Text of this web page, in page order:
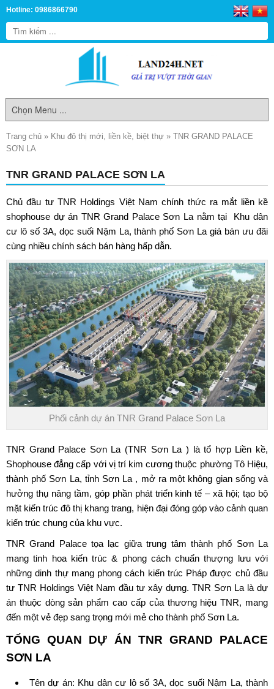
Hotline: 0986866790
Trang chủ » Khu đô thị mới, liền kề, biệt thự » TNR GRAND PALACE
SƠN LA
TNR GRAND PALACE SƠN LA
Chủ đầu tư TNR Holdings Việt Nam chính thức ra mắt liền kề
shophouse dự án TNR Grand Palace Sơn La nằm tại Khu dân
cư lô số 3A, dọc suối Nậm La, thành phố Sơn La giá bán ưu đãi
cùng nhiều chính sách bán hàng hấp dẫn.
Phối cảnh dự án TNR Grand Palace Sơn La
TNR Grand Palace Sơn La (TNR Sơn La ) là tổ hợp Liền kề,
Shophouse đẳng cấp với vị trí kim cương thuộc phường Tô Hiệu,
thành phố Sơn La, tỉnh Sơn La , mở ra một không gian sống và
hưởng thụ nâng tầm, góp phần phát triển kinh tế – xã hội; tạo bộ
mặt kiến trúc đô thị khang trang, hiện đại đóng góp vào cảnh quan
kiến trúc chung của khu vực.
TNR Grand Palacetọa lạc giữa trung tâm thành phố Sơn La
mang tinh hoa kiến trúc & phong cách chuẩn thượng lưu với
những dinh thự mang phong cách kiến trúc Pháp được chủ đầu
tư TNR Holdings Việt Nam đầu tư xây dựng. TNR Sơn La là dự
án thuộc dòng sản phẩm cao cấp của thương hiệu TNR, mang
đến một vẻ đẹp sang trọng mới mẻ cho thành phố Sơn La.
TỔNG QUAN DỰ ÁN TNR GRAND PALACE
SƠN LA
Tên dự án: Khu dân cư lô số 3A, dọc suối Nậm La, thành